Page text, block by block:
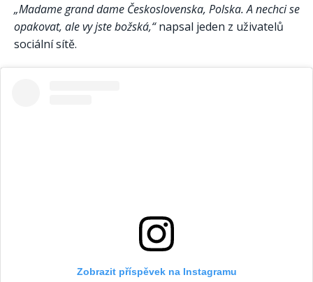
„Madame grand dame Československa, Polska. A nechci se
opakovat, ale vy jste božská,“napsal jeden z uživatelů
sociální sítě.
Zobrazit příspěvek na Instagramu